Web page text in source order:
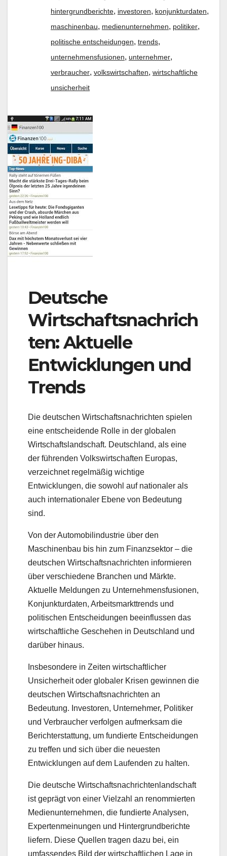
hintergrundberichte, investoren, konjunkturdaten,
maschinenbau, medienunternehmen, politiker,
politische entscheidungen, trends,
unternehmensfusionen, unternehmer,
verbraucher, volkswirtschaften, wirtschaftliche
unsicherheit
Deutsche
Wirtschaftsnachrich
ten: Aktuelle
Entwicklungen und
Trends
Die deutschen Wirtschaftsnachrichten spielen
eine entscheidende Rolle in der globalen
Wirtschaftslandschaft. Deutschland, als eine
der führenden Volkswirtschaften Europas,
verzeichnet regelmäßig wichtige
Entwicklungen, die sowohl auf nationaler als
auch internationaler Ebene von Bedeutung
sind.
Von der Automobilindustrie über den
Maschinenbau bis hin zum Finanzsektor – die
deutschen Wirtschaftsnachrichten informieren
über verschiedene Branchen und Märkte.
Aktuelle Meldungen zu Unternehmensfusionen,
Konjunkturdaten, Arbeitsmarkttrends und
politischen Entscheidungen beeinflussen das
wirtschaftliche Geschehen in Deutschland und
darüber hinaus.
Insbesondere in Zeiten wirtschaftlicher
Unsicherheit oder globaler Krisen gewinnen die
deutschen Wirtschaftsnachrichten an
Bedeutung. Investoren, Unternehmer, Politiker
und Verbraucher verfolgen aufmerksam die
Berichterstattung, um fundierte Entscheidungen
zu treffen und sich über die neuesten
Entwicklungen auf dem Laufenden zu halten.
Die deutsche Wirtschaftsnachrichtenlandschaft
ist geprägt von einer Vielzahl an renommierten
Medienunternehmen, die fundierte Analysen,
Expertenmeinungen und Hintergrundberichte
liefern. Diese Quellen tragen dazu bei, ein
umfassendes Bild der wirtschaftlichen Lage in